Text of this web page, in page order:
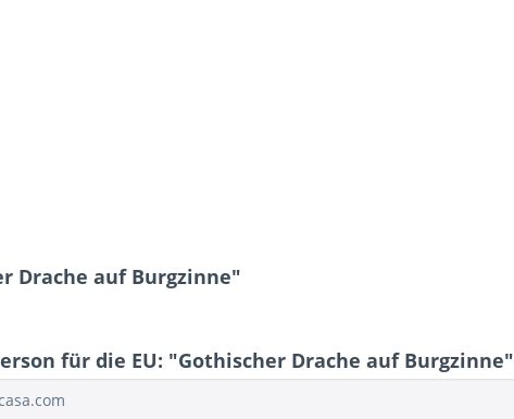
Drache auf Burgzinne"
für die EU: "Gothischer Drache auf Burgzinne"